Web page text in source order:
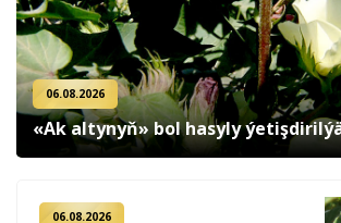
06.08.2026
«Ak altynyň» bol hasyly
06.08.2026